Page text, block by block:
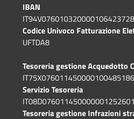
IBAN
Codice Univoco Fatturazione
UFTDA8
Tesoreria gestione Acquedotto
Servizio Tesoreria
Tesoreria gestione Infrazioni